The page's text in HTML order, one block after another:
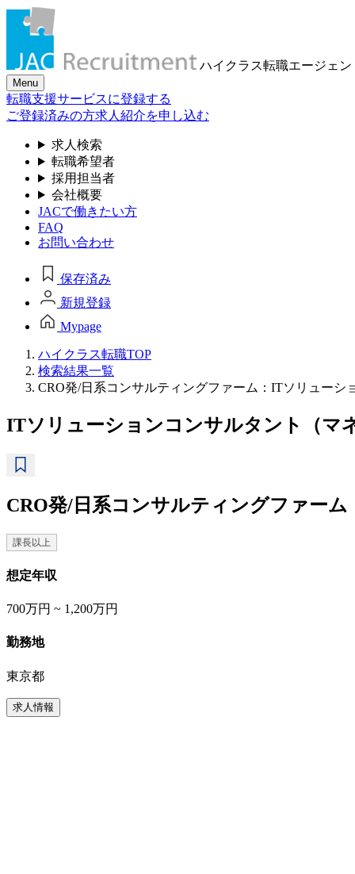
ハイクラス転職エージェン
Menu
転職支援サービスに登録する
ご登録済みの方求人紹介を申し込む
求人検索
転職希望者
採用担当者
会社概要
JACで働きたい方
FAQ
お問い合わせ
保存済み
新規登録
Mypage
ハイクラス転職TOP
検索結果一覧
CRO発/日系コンサルティングファーム：ITソリュー
ITソリューションコンサルタント（マ
CRO発/日系コンサルティングファーム
課長以上
想定年収
700万円 ~ 1,200万円
勤務地
東京都
求人情報